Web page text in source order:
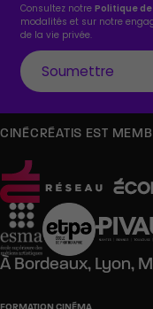
Consultez notrePolitique
modalités et sur notre
de la vie privée.
CINÉCRÉATIS EST
À Bordeaux, Lyon,